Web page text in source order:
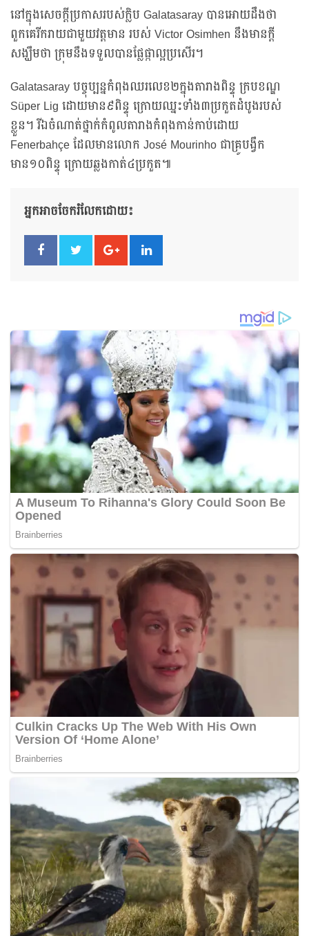
នៅក្នុងសេចក្តីប្រកាសរបស់ក្លិប Galatasaray បានអោយដឹងថា
ពួកគេរីករាយជាមួយវត្តមាន របស់ Victor Osimhen នឹងមានក្តី
សង្ឃឹមថា ក្រុមនឹងទទួលបានផ្លែផ្កាល្អប្រសើរ។
Galatasaray បច្ចុប្បន្នកំពុងឈរលេខ២ក្នុងតារាងពិន្ទុ ក្របខណ្ឌ
Süper Lig ដោយមាន៩ពិន្ទុ ក្រោយឈ្នះទាំង៣ប្រកួតដំបូងរបស់
ខ្លួន។ រីឯចំណាត់ថ្នាក់កំពូលតារាងកំពុងកាន់កាប់ដោយ
Fenerbahçe ដែលមានលោក José Mourinho ជាគ្រូបង្វឹក
មាន១០ពិន្ទុ ក្រោយឆ្លងកាត់៤ប្រកួត៕
អ្នកអាចចែករំលែកដោយ៖